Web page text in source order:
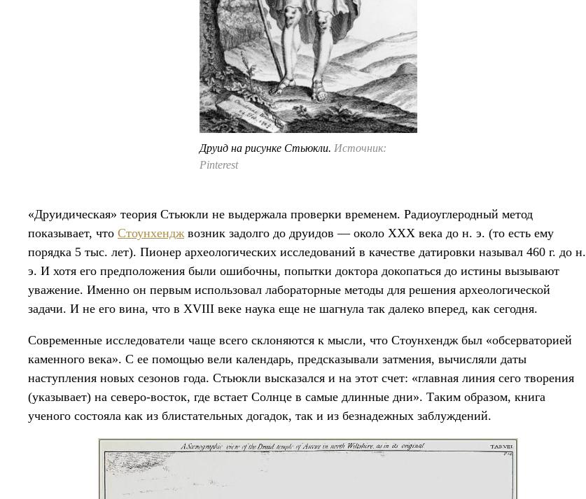
Друид на рисунке Стьюкли. Источник:
Pinterest
«Друидическая» теория Стьюкли не выдержала проверки временем. Радиоуглеродный метод
показывает, что Стоунхендж возник задолго до друидов — около XXX века до н. э. (то есть ему
порядка 5 тыс. лет). Пионер археологических исследований в качестве датировки называл 460 г. до н.
э. И хотя его предположения были ошибочны, попытки доктора докопаться до истины вызывают
уважение. Именно он первым использовал лабораторные методы для решения археологической
задачи. И не его вина, что в XVIII веке наука еще не шагнула так далеко вперед, как сегодня.
Современные исследователи чаще всего склоняются к мысли, что Стоунхендж был «обсерваторией
каменного века». С ее помощью вели календарь, предсказывали затмения, вычисляли даты
наступления новых сезонов года. Стьюкли высказался и на этот счет: «главная линия сего творения
(указывает) на северо-восток, где встает Солнце в самые длинные дни». Таким образом, книга
ученого состояла как из блистательных догадок, так и из безнадежных заблуждений.